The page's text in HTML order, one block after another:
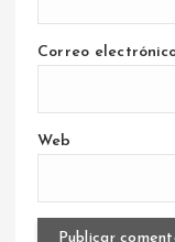
Correo
Web